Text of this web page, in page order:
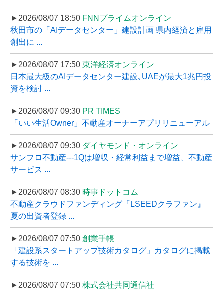
►2026/08/07 18:50 FNNプライムオンライン
秋田市の「AIデータセンター」建設計画 県内経済と雇用
創出に ...
►2026/08/07 17:50 東洋経済オンライン
日本最大級のAIデータセンター建設､UAEが最大1兆円投
資を検討 ...
►2026/08/07 09:30 PR TIMES
「いい生活Owner」不動産オーナーアプリリニューアル
►2026/08/07 09:30 ダイヤモンド・オンライン
サンフロ不動産---1Qは増収・経常利益まで増益、不動産
サービス ...
►2026/08/07 08:30 時事ドットコム
不動産クラウドファンディング『LSEEDクラファン』
夏の出資者登録 ...
►2026/08/07 07:50 創業手帳
「建設系スタートアップ技術カタログ」カタログに掲載
する技術を ...
►2026/08/07 07:50 株式会社共同通信社